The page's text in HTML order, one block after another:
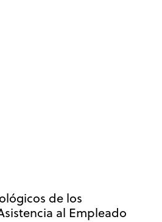
de los
al Empleado